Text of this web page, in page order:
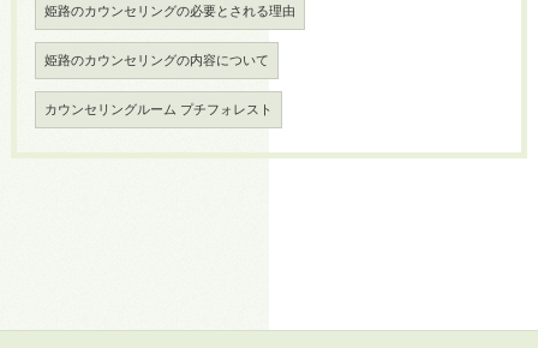
姫路のカウンセリングの必要とされる理由
姫路のカウンセリングの内容について
カウンセリングルーム プチフォレスト